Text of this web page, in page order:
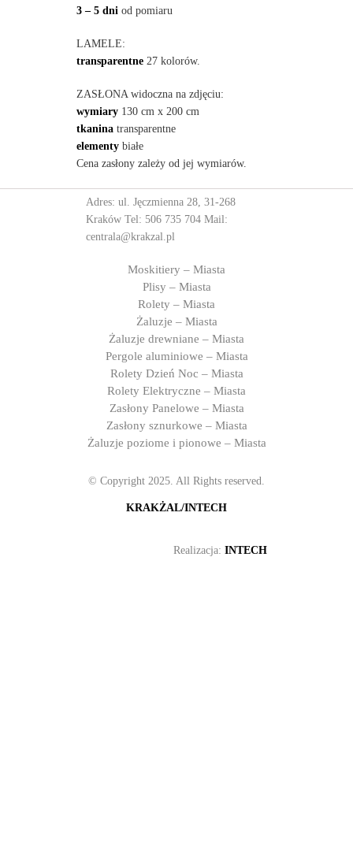
3 – 5 dniod pomiaru
LAMELE:
transparentne27 kolorów.
ZASŁONA widoczna na zdjęciu:
wymiary130 cm x 200 cm
tkaninatransparentne
elementybiałe
Cena zasłony zależy od jej wymiarów.
Adres: ul. Jęczmienna 28, 31-268
Kraków Tel: 506 735 704 Mail:
centrala@krakzal.pl
Moskitiery – Miasta
Plisy – Miasta
Rolety – Miasta
Żaluzje – Miasta
Żaluzje drewniane – Miasta
Pergole aluminiowe – Miasta
Rolety Dzień Noc – Miasta
Rolety Elektryczne – Miasta
Zasłony Panelowe – Miasta
Zasłony sznurkowe – Miasta
Żaluzje poziome i pionowe – Miasta
© Copyright 2025. All Rights reserved.
KRAKŻAL/INTECH
Realizacja: INTECH